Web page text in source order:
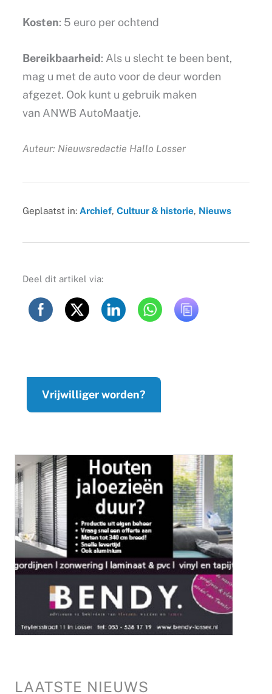
Kosten: 5 euro per ochtend
Bereikbaarheid: Als u slecht te been bent,
mag u met de auto voor de deur worden
afgezet. Ook kunt u gebruik maken
van ANWB AutoMaatje.
Auteur: Nieuwsredactie Hallo Losser
Geplaatst in: Archief, Cultuur & historie, Nieuws
Deel dit artikel via:
Vrijwilliger worden?
LAATSTE NIEUWS